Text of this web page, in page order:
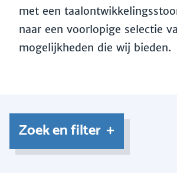
met een
naar een voorlopige selectie
mogelijkheden die wij bieden.
Zoek en filter